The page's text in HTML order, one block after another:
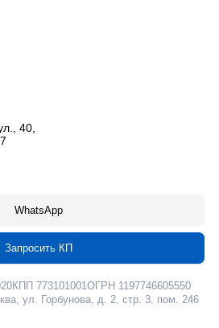
40,
WhatsApp
Запросить КП
КПП 773101001ОГРН 1197746605550
ул. Горбунова, д. 2, стр. 3, пом. 246